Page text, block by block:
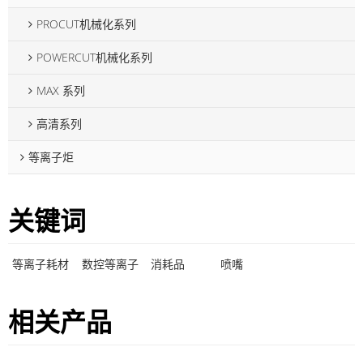
PROCUT机械化系列
POWERCUT机械化系列
MAX 系列
高清系列
等离子炬
关键词
等离子耗材 数控等离子 消耗品 喷嘴
相关产品